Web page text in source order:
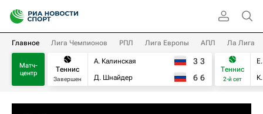
Главное Лига Чемпионов РПЛ Лига Европы АПЛ Ла Лига
Матч-
центр
Теннис
Завершен
А. Калинская
Д. Шнайдер
3 3
6 6
Теннис
2-й сет